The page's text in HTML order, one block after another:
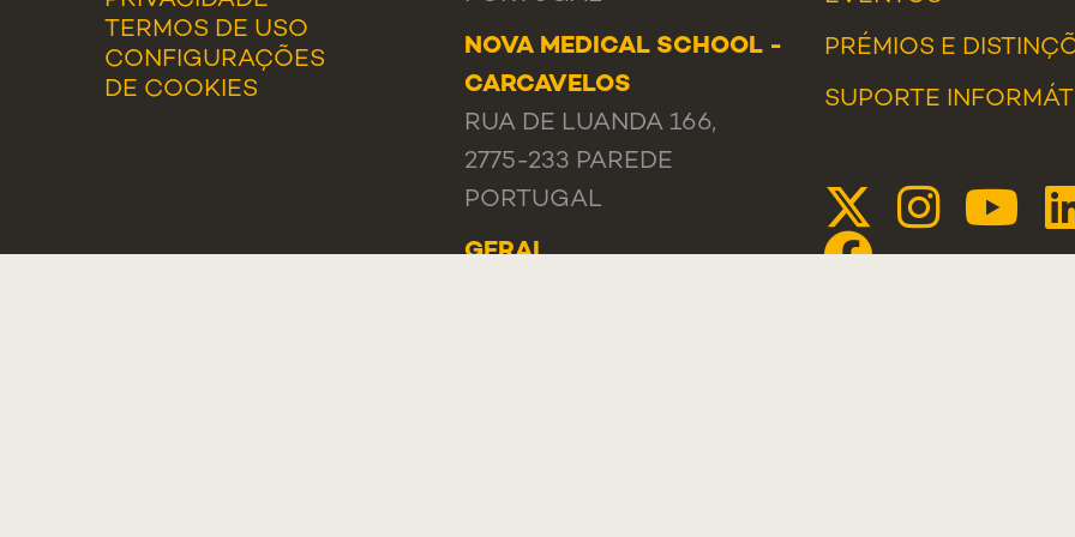
TERMOS DE USO
CONFIGURAÇÕES
DE COOKIES
NOVA MEDICAL SCHOOL -
CARCAVELOS
RUA DE LUANDA 166,
2775-233 PAREDE
PORTUGAL
GERAL
PRÉMIOS E
SUPORTE